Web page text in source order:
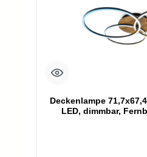
Deckenlampe
LED, dimmbar,